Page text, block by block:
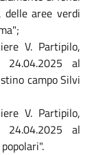
aree verdi
V. Partipilo,
al
campo Silvi
V. Partipilo,
al